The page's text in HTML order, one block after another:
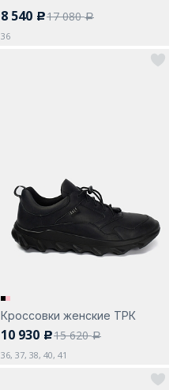
8 540 c17 080a
36
Кроссовки женские ТРК
10 930 c15 620a
36, 37, 38, 40, 41